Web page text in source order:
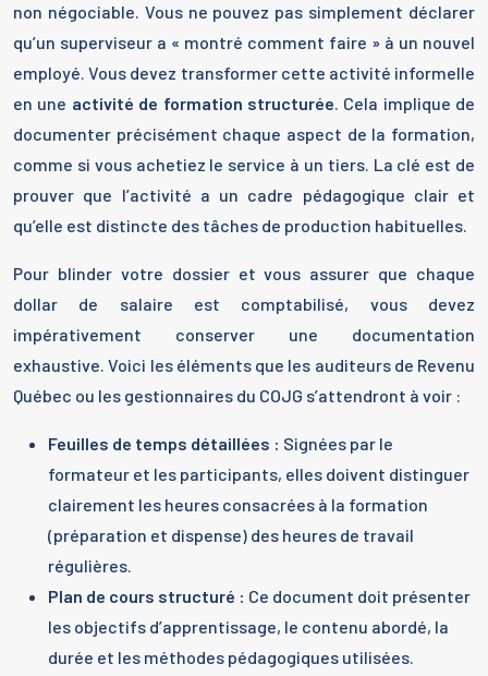
non négociable. Vous ne pouvez pas simplement déclarer
qu’un superviseur a « montré comment faire » à un nouvel
employé. Vous devez transformer cette activité informelle
en une activité de formation structurée. Cela implique de
documenter précisément chaque aspect de la formation,
comme si vous achetiez le service à un tiers. La clé est de
prouver que l’activité a un cadre pédagogique clair et
qu’elle est distincte des tâches de production habituelles.
Pour blinder votre dossier et vous assurer que chaque
dollar de salaire est comptabilisé, vous devez
impérativement conserver une documentation
exhaustive. Voici les éléments que les auditeurs de Revenu
Québec ou les gestionnaires du COJG s’attendront à voir :
Feuilles de temps détaillées : Signées par le
formateur et les participants, elles doivent distinguer
clairement les heures consacrées à la formation
(préparation et dispense) des heures de travail
régulières.
Plan de cours structuré : Ce document doit présenter
les objectifs d’apprentissage, le contenu abordé, la
durée et les méthodes pédagogiques utilisées.